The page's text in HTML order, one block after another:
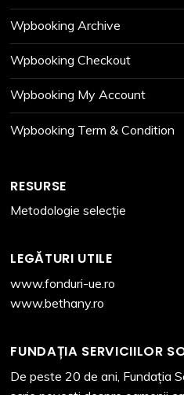
Wpbooking Archive
Wpbooking Checkout
Wpbooking My Account
Wpbooking Term & Condition
RESURSE
Metodologie selecție
LEGĂTURI UTILE
www.fonduri-ue.ro
www.bethany.ro
FUNDAȚIA SERVICIILOR
De peste 20 de ani, Fundația